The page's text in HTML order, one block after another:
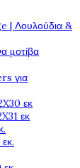
| Λουλούδια &
μοτίβα
για
εκ
εκ